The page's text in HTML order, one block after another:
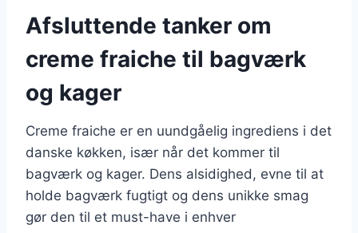
Afsluttende tanker om
creme fraiche til bagværk
og kager
Creme fraiche er en uundgåelig ingrediens i det
danske køkken, især når det kommer til
bagværk og kager. Dens alsidighed, evne til at
holde bagværk fugtigt og dens unikke smag
gør den til et must-have i enhver